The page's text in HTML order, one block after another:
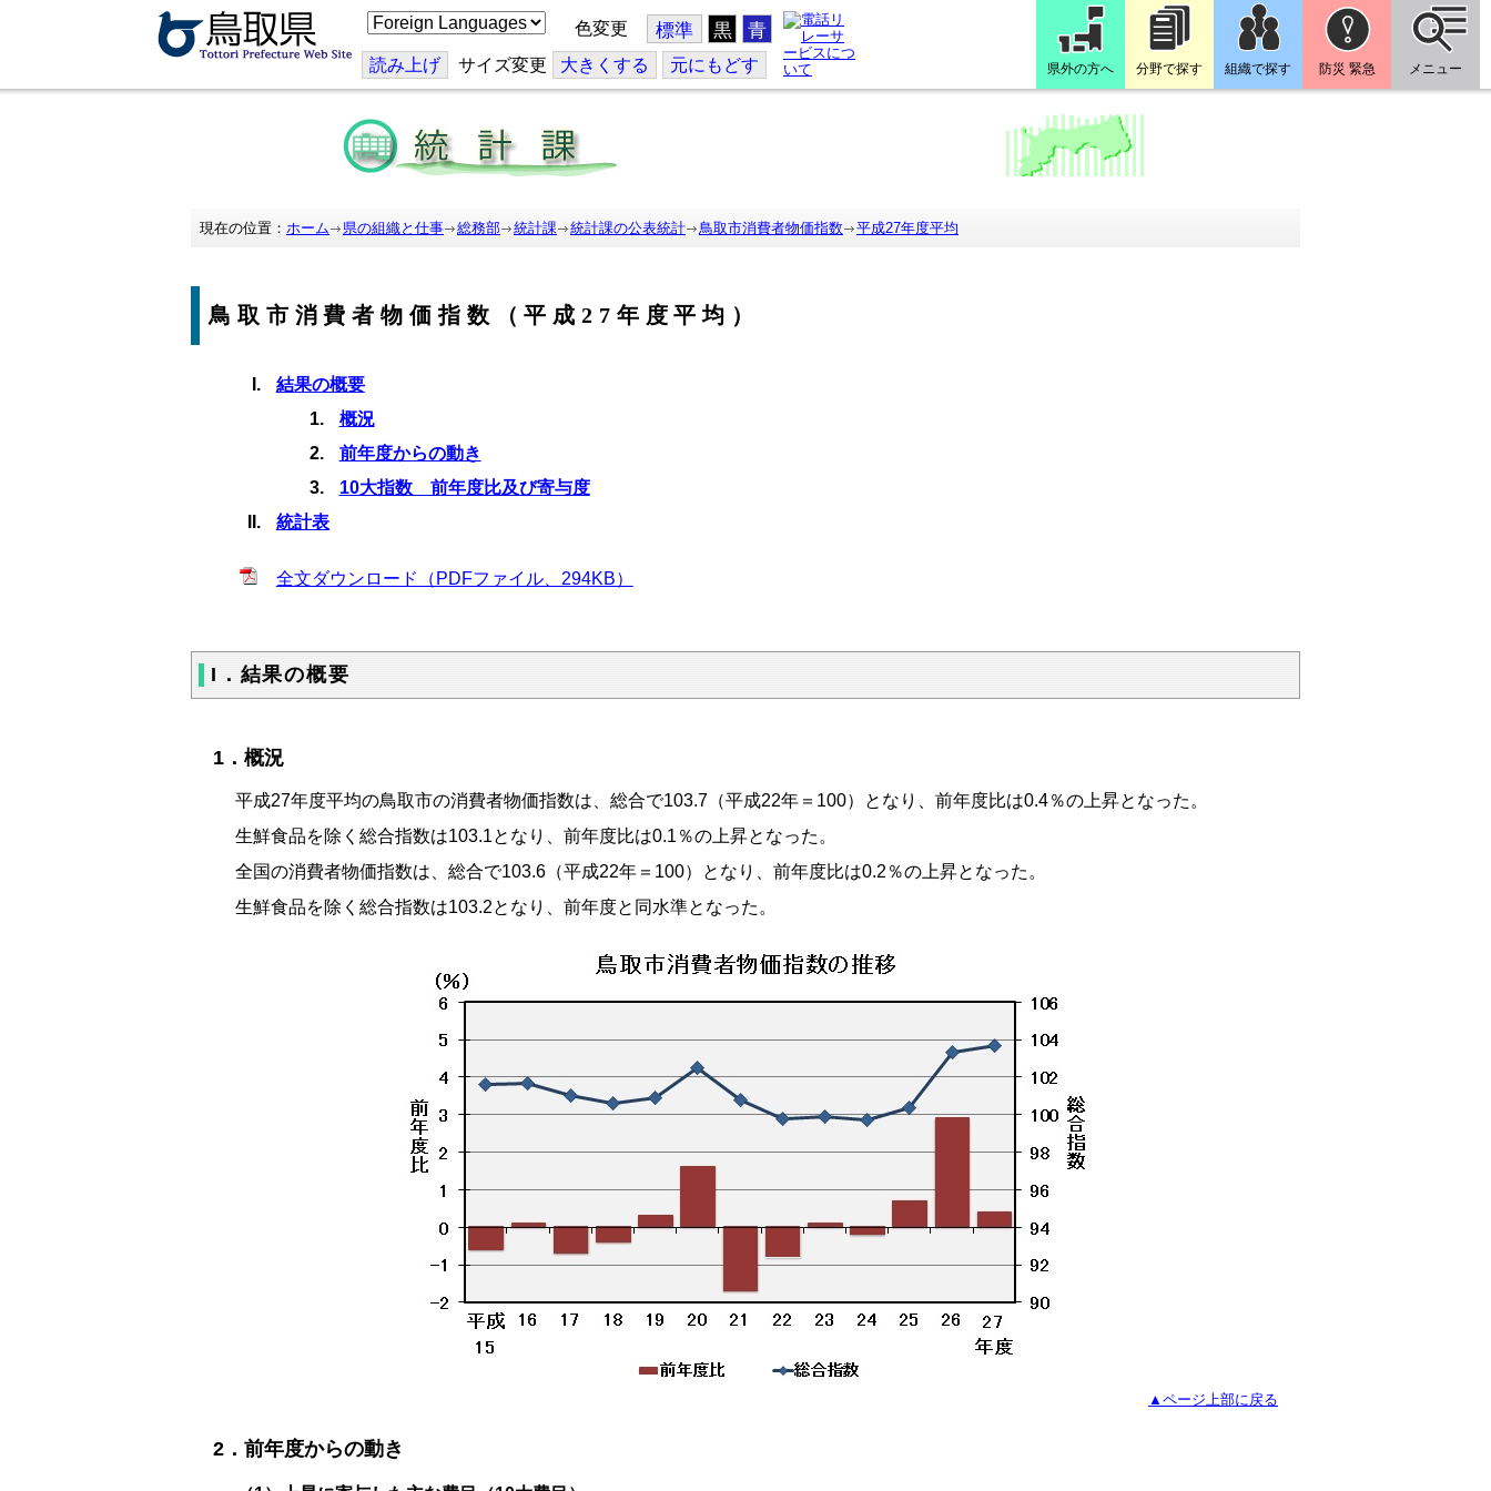
こ
の
ジ
を
訳
す
る
色変更 標準 黒 青
読み上げ サイズ変更 大きくする 元にもどす 県外の方へ 分野で探す 組織で探す 防災 緊急 メニュー
現在の位置： ホーム 県の組織と仕事 総務部 統計課 統計課の公表統計 鳥取市消費者物価指数 平成27年度平均
鳥取市消費者物価指数（平成27年度平均）
結果の概要
概況
前年度からの動き
10大指数 前年度比及び寄与度
統計表
全文ダウンロード（PDFファイル、294KB）
I．結果の概要
1．概況
平成27年度平均の鳥取市の消費者物価指数は、総合で103.7（平成22年＝100）となり、前年度比は0.4％の上昇となった。
生鮮食品を除く総合指数は103.1となり、前年度比は0.1％の上昇となった。
全国の消費者物価指数は、総合で103.6（平成22年＝100）となり、前年度比は0.2％の上昇となった。
生鮮食品を除く総合指数は103.2となり、前年度と同水準となった。
▲ページ上部に戻る
2．前年度からの動き